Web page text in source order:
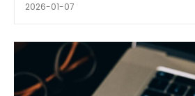
2026-01-07